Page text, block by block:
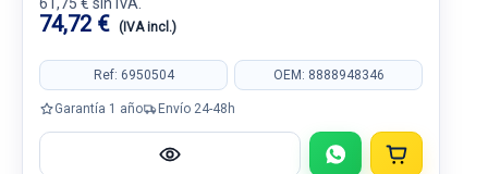
74,72 € (IVA incl.)
Ref: 6950504 OEM: 8888948346
Garantía 1 año Envío 24-48h